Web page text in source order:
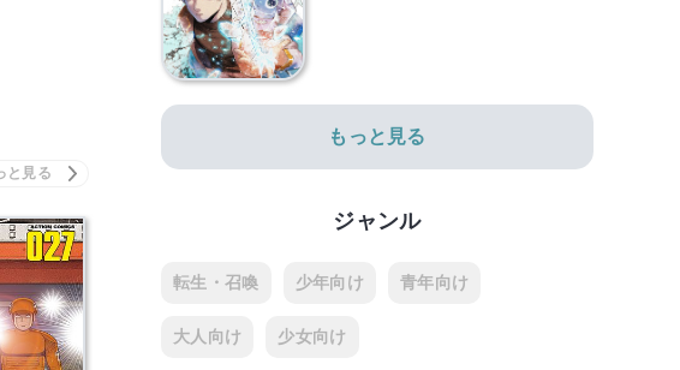
もっと見る
ジャンル
転生・召喚 少年向け 青年向け
大人向け 少女向け